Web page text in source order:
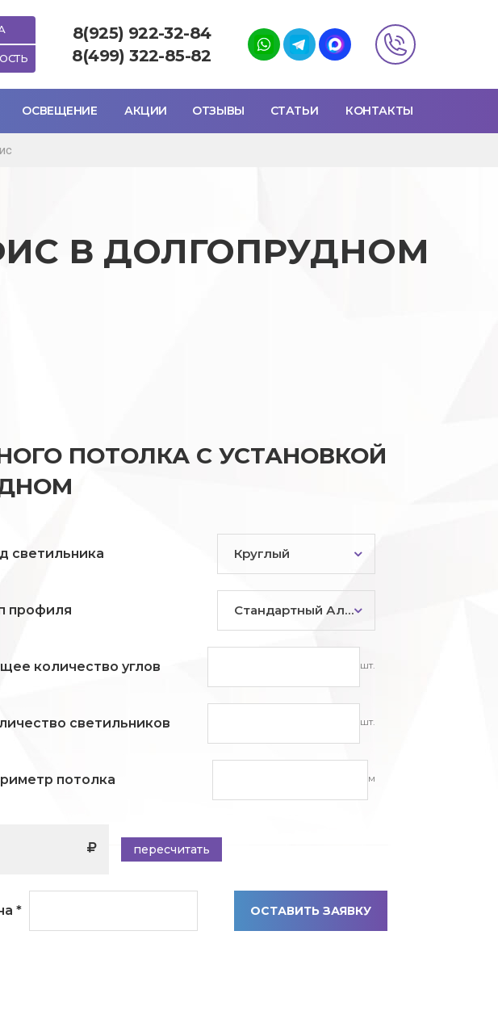
8(925) 922-32-84
8(499) 322-85-82
ОСВЕЩЕНИЕ АКЦИИ ОТЗЫВЫ СТАТЬИ КОНТАКТЫ
В ДОЛГОПРУДНОМ
ПОТОЛКА С УСТАНОВКОЙ
светильника Круглый
профиля Стандартный Алюминий
количество углов шт.
светильников шт.
потолка м
пересчитать
* ОСТАВИТЬ ЗАЯВКУ